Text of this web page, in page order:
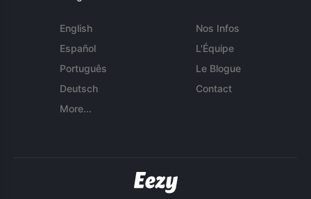
English
Español
Português
Deutsch
More...
Nos Infos
L'Équipe
Le Blogue
Contact